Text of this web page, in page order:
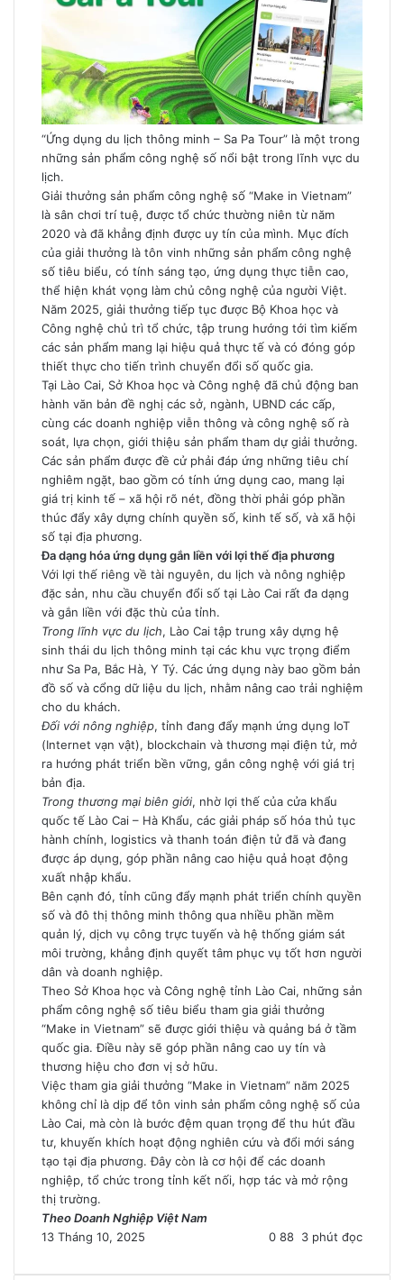
“Ứng dụng du lịch thông minh – Sa Pa Tour” là một trong
những sản phẩm công nghệ số nổi bật trong lĩnh vực du
lịch.
Giải thưởng sản phẩm công nghệ số “Make in Vietnam”
là sân chơi trí tuệ, được tổ chức thường niên từ năm
2020 và đã khẳng định được uy tín của mình. Mục đích
của giải thưởng là tôn vinh những sản phẩm công nghệ
số tiêu biểu, có tính sáng tạo, ứng dụng thực tiễn cao,
thể hiện khát vọng làm chủ công nghệ của người Việt.
Năm 2025, giải thưởng tiếp tục được Bộ Khoa học và
Công nghệ chủ trì tổ chức, tập trung hướng tới tìm kiếm
các sản phẩm mang lại hiệu quả thực tế và có đóng góp
thiết thực cho tiến trình chuyển đổi số quốc gia.
Tại Lào Cai, Sở Khoa học và Công nghệ đã chủ động ban
hành văn bản đề nghị các sở, ngành, UBND các cấp,
cùng các doanh nghiệp viễn thông và công nghệ số rà
soát, lựa chọn, giới thiệu sản phẩm tham dự giải thưởng.
Các sản phẩm được đề cử phải đáp ứng những tiêu chí
nghiêm ngặt, bao gồm có tính ứng dụng cao, mang lại
giá trị kinh tế – xã hội rõ nét, đồng thời phải góp phần
thúc đẩy xây dựng chính quyền số, kinh tế số, và xã hội
số tại địa phương.
Đa dạng hóa ứng dụng gắn liền với lợi thế địa phương
Với lợi thế riêng về tài nguyên, du lịch và nông nghiệp
đặc sản, nhu cầu chuyển đổi số tại Lào Cai rất đa dạng
và gắn liền với đặc thù của tỉnh.
Trong lĩnh vực du lịch, Lào Cai tập trung xây dựng hệ
sinh thái du lịch thông minh tại các khu vực trọng điểm
như Sa Pa, Bắc Hà, Y Tý. Các ứng dụng này bao gồm bản
đồ số và cổng dữ liệu du lịch, nhằm nâng cao trải nghiệm
cho du khách.
Đối với nông nghiệp, tỉnh đang đẩy mạnh ứng dụng IoT
(Internet vạn vật), blockchain và thương mại điện tử, mở
ra hướng phát triển bền vững, gắn công nghệ với giá trị
bản địa.
Trong thương mại biên giới, nhờ lợi thế của cửa khẩu
quốc tế Lào Cai – Hà Khẩu, các giải pháp số hóa thủ tục
hành chính, logistics và thanh toán điện tử đã và đang
được áp dụng, góp phần nâng cao hiệu quả hoạt động
xuất nhập khẩu.
Bên cạnh đó, tỉnh cũng đẩy mạnh phát triển chính quyền
số và đô thị thông minh thông qua nhiều phần mềm
quản lý, dịch vụ công trực tuyến và hệ thống giám sát
môi trường, khẳng định quyết tâm phục vụ tốt hơn người
dân và doanh nghiệp.
Theo Sở Khoa học và Công nghệ tỉnh Lào Cai, những sản
phẩm công nghệ số tiêu biểu tham gia giải thưởng
“Make in Vietnam” sẽ được giới thiệu và quảng bá ở tầm
quốc gia. Điều này sẽ góp phần nâng cao uy tín và
thương hiệu cho đơn vị sở hữu.
Việc tham gia giải thưởng “Make in Vietnam” năm 2025
không chỉ là dịp để tôn vinh sản phẩm công nghệ số của
Lào Cai, mà còn là bước đệm quan trọng để thu hút đầu
tư, khuyến khích hoạt động nghiên cứu và đổi mới sáng
tạo tại địa phương. Đây còn là cơ hội để các doanh
nghiệp, tổ chức trong tỉnh kết nối, hợp tác và mở rộng
thị trường.
Theo Doanh Nghiệp Việt Nam
13 Tháng 10, 2025
0 88 3 phút đọc